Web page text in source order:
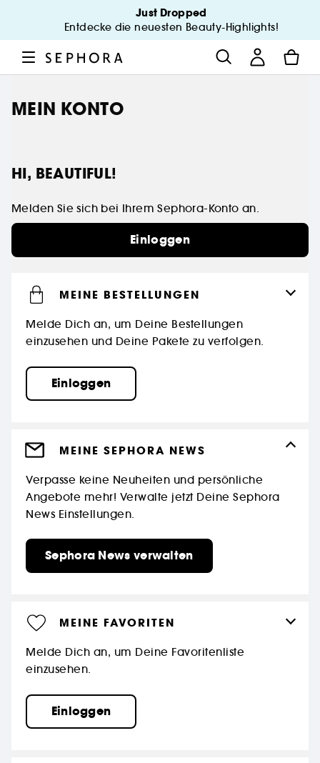
Just Dropped
Entdecke die neuesten Beauty-Highlights!
MEIN KONTO
HI, BEAUTIFUL!
Melden Sie sich bei Ihrem Sephora-Konto an.
Einloggen
MEINE BESTELLUNGEN
Melde Dich an, um Deine Bestellungen
einzusehen und Deine Pakete zu verfolgen.
Einloggen
MEINE SEPHORA NEWS
Verpasse keine Neuheiten und persönliche
Angebote mehr! Verwalte jetzt Deine Sephora
News Einstellungen.
Sephora News verwalten
MEINE FAVORITEN
Melde Dich an, um Deine Favoritenliste
einzusehen.
Einloggen